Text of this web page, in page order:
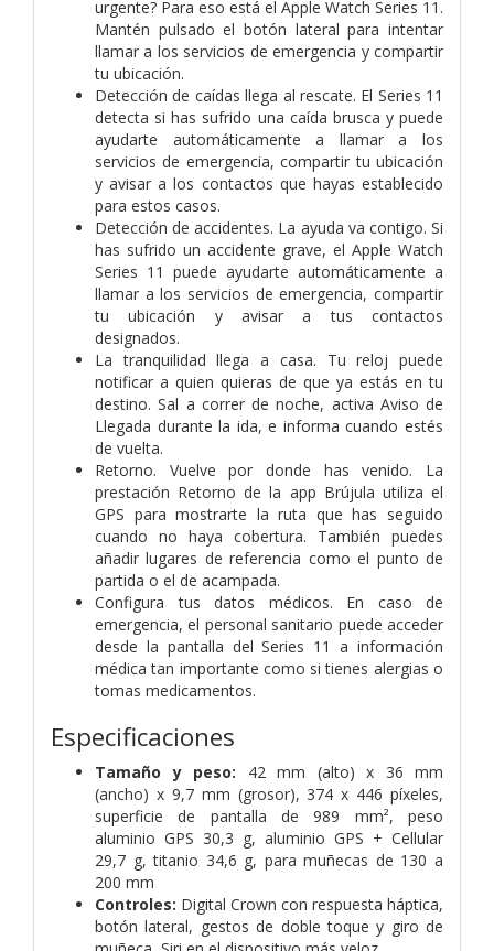
urgente? Para eso está el Apple Watch Series 11.
Mantén pulsado el botón lateral para intentar
llamar a los servicios de emergencia y compartir
tu ubicación.
Detección de caídas llega al rescate. El Series 11
detecta si has sufrido una caída brusca y puede
ayudarte automáticamente a llamar a los
servicios de emergencia, compartir tu ubicación
y avisar a los contactos que hayas establecido
para estos casos.
Detección de accidentes. La ayuda va contigo. Si
has sufrido un accidente grave, el Apple Watch
Series 11 puede ayudarte automáticamente a
llamar a los servicios de emergencia, compartir
tu ubicación y avisar a tus contactos
designados.
La tranquilidad llega a casa. Tu reloj puede
notificar a quien quieras de que ya estás en tu
destino. Sal a correr de noche, activa Aviso de
Llegada durante la ida, e informa cuando estés
de vuelta.
Retorno. Vuelve por donde has venido. La
prestación Retorno de la app Brújula utiliza el
GPS para mostrarte la ruta que has seguido
cuando no haya cobertura. También puedes
añadir lugares de referencia como el punto de
partida o el de acampada.
Configura tus datos médicos. En caso de
emergencia, el personal sanitario puede acceder
desde la pantalla del Series 11 a información
médica tan importante como si tienes alergias o
tomas medicamentos.
Especificaciones
Tamaño y peso: 42 mm (alto) x 36 mm
(ancho) x 9,7 mm (grosor), 374 x 446 píxeles,
superficie de pantalla de 989 mm², peso
aluminio GPS 30,3 g, aluminio GPS + Cellular
29,7 g, titanio 34,6 g, para muñecas de 130 a
200 mm
Controles: Digital Crown con respuesta háptica,
botón lateral, gestos de doble toque y giro de